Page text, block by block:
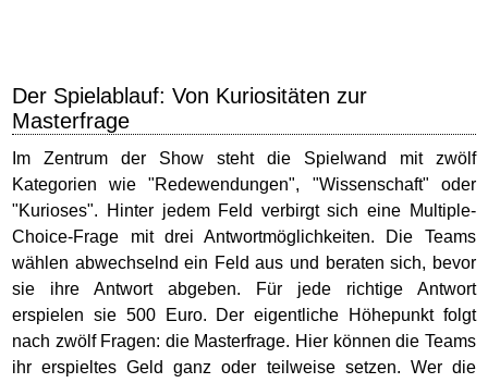
Der Spielablauf: Von Kuriositäten zur
Masterfrage
Im Zentrum der Show steht die Spielwand mit zwölf
Kategorien wie "Redewendungen", "Wissenschaft" oder
"Kurioses". Hinter jedem Feld verbirgt sich eine Multiple-
Choice-Frage mit drei Antwortmöglichkeiten. Die Teams
wählen abwechselnd ein Feld aus und beraten sich, bevor
sie ihre Antwort abgeben. Für jede richtige Antwort
erspielen sie 500 Euro. Der eigentliche Höhepunkt folgt
nach zwölf Fragen: die Masterfrage. Hier können die Teams
ihr erspieltes Geld ganz oder teilweise setzen. Wer die